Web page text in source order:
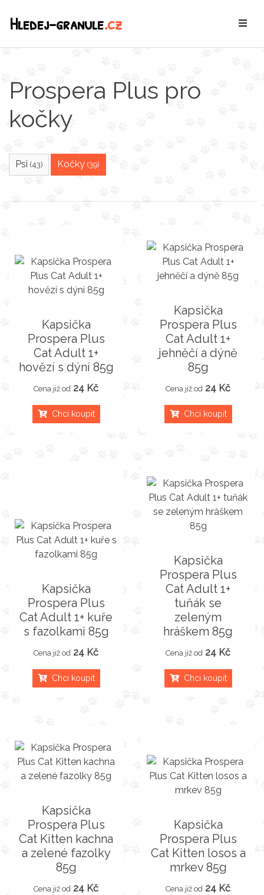
Hledej-granule.cz
Prospera Plus pro
kočky
Psi (43) Kočky (39)
Kapsička
Prospera Plus
Cat Adult 1+
hovězí s dýní 85g
Cena již od 24 Kč
Chci koupit
Kapsička
Prospera Plus
Cat Adult 1+
jehněčí a dýně
85g
Cena již od 24 Kč
Chci koupit
Kapsička
Prospera Plus
Cat Adult 1+ kuře
s fazolkami 85g
Cena již od 24 Kč
Chci koupit
Kapsička
Prospera Plus
Cat Adult 1+
tuňák se
zeleným
hráškem 85g
Cena již od 24 Kč
Chci koupit
Kapsička
Prospera Plus
Cat Kitten kachna
a zelené fazolky
85g
Cena již od 24 Kč
Kapsička
Prospera Plus
Cat Kitten losos a
mrkev 85g
Cena již od 24 Kč